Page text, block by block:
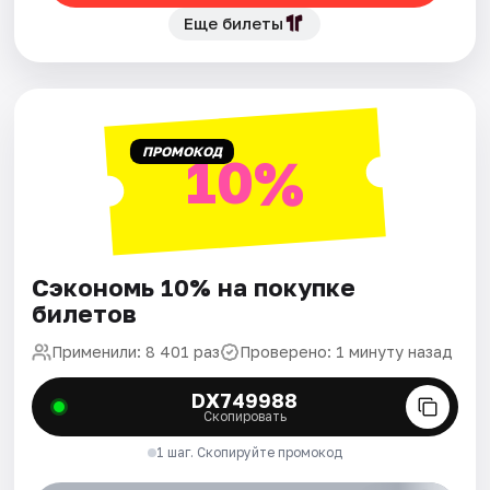
Еще билеты
ПРОМОКОД10%
Сэкономь 10% на покупке
билетов
Применили: 8 401 раз Проверено: 1 минуту назад
DX749988
Скопировать
1 шаг. Скопируйте промокод